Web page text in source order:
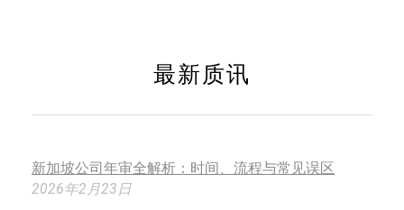
最新质讯
新加坡公司年审全解析：时间、流程与常见误区
2026年2月23日